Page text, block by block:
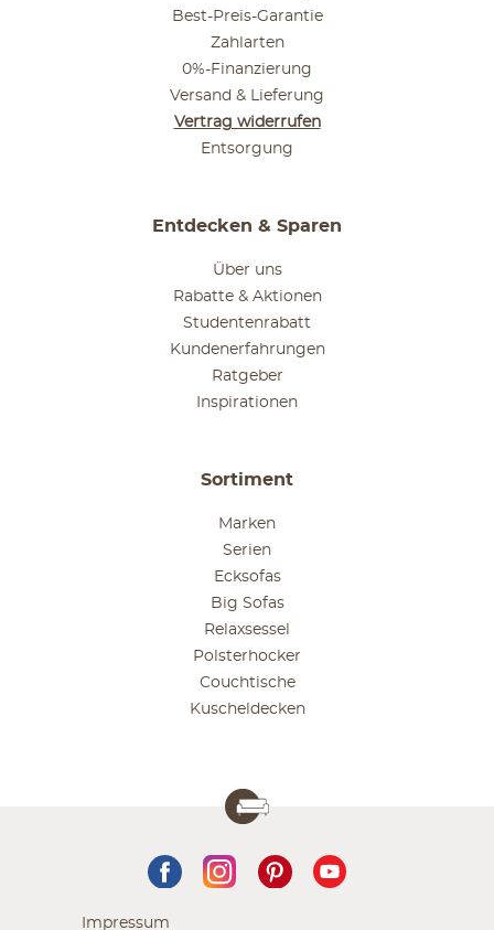
Best-Preis-Garantie
Zahlarten
0%-Finanzierung
Versand & Lieferung
Vertrag widerrufen
Entsorgung
Entdecken & Sparen
Über uns
Rabatte & Aktionen
Studentenrabatt
Kundenerfahrungen
Ratgeber
Inspirationen
Sortiment
Marken
Serien
Ecksofas
Big Sofas
Relaxsessel
Polsterhocker
Couchtische
Kuscheldecken
Impressum